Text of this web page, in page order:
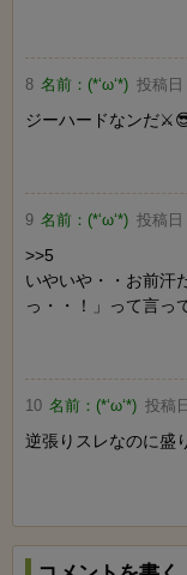
8 名前： (*‘ω‘*) 投稿日
ジーハードなンだ
9 名前： (*‘ω‘*) 投稿日
>>5
いやいや・・お前汗
っ・・！」って言っ
10 名前： (*‘ω‘*) 投稿
逆張りスレなのに盛